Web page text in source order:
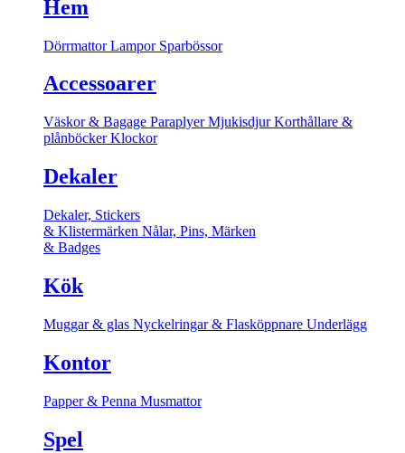
Hem
DörrmattorLampor Sparbössor
Accessoarer
Väskor & Bagage ParaplyerMjukisdjurKorthållare &
plånböckerKlockor
Dekaler
Dekaler, Stickers
& Klistermärken Nålar, Pins, Märken
& Badges
Kök
Muggar & glas Nyckelringar & Flasköppnare Underlägg
Kontor
Papper & Penna Musmattor
Spel